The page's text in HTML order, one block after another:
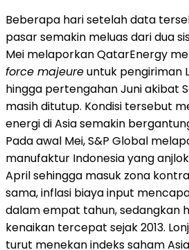
Beberapa hari setelah data
pasar semakin meluas dari dua
Mei melaporkan QatarEnergy
force majeureuntuk pengiriman
hingga pertengahan Juni akibat
masih ditutup. Kondisi tersebut
energi di Asia semakin
Pada awal Mei, S&P Global
manufaktur Indonesia yang
April sehingga masuk zona
sama, inflasi biaya input
dalam empat tahun, sedangkan
kenaikan tercepat sejak 2013.
turut menekan indeks saham